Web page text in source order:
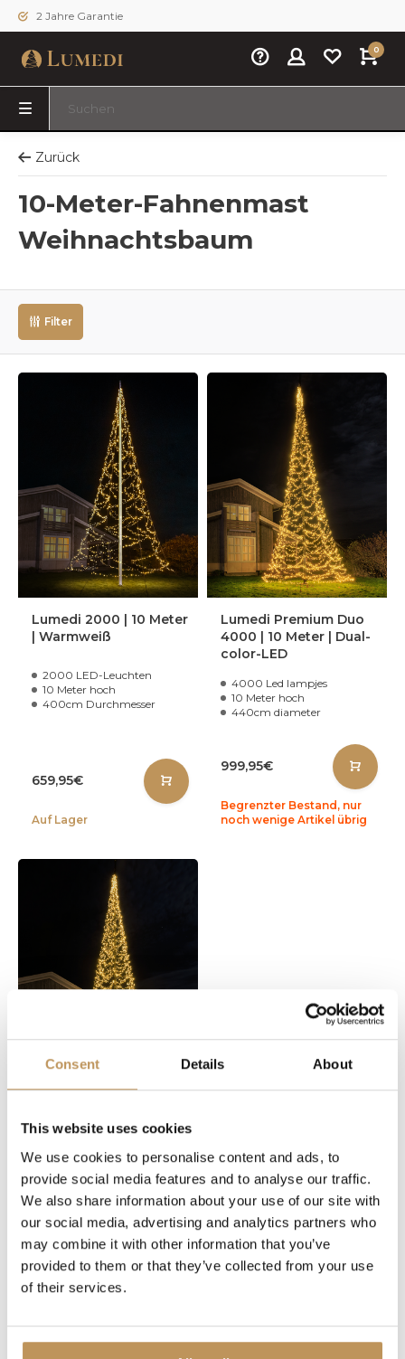
Consent Details About
This website uses cookies
We use cookies to personalise content and ads, to
provide social media features and to analyse our traffic.
We also share information about your use of our site with
our social media, advertising and analytics partners who
may combine it with other information that you’ve
provided to them or that they’ve collected from your use
of their services.
2 Jahre Garantie
0
Zurück
10-Meter-Fahnenmast
Weihnachtsbaum
Filter
Lumedi 2000 | 10 Meter
| Warmweiß
2000 LED-Leuchten
10 Meter hoch
400cm Durchmesser
659,95€
Auf Lager
Lumedi Premium Duo
4000 | 10 Meter | Dual-
color-LED
4000 Led lampjes
10 Meter hoch
440cm diameter
999,95€
Begrenzter Bestand, nur
noch wenige Artikel übrig
8000 | 10 Meter | Dual-
10 Meter hoch
440cm diameter
1.499,95€
Begrenzter Bestand, nur